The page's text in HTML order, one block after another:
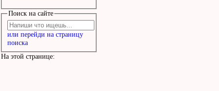
Поиск на сайте
или перейди на страницу
поиска
На этой странице: